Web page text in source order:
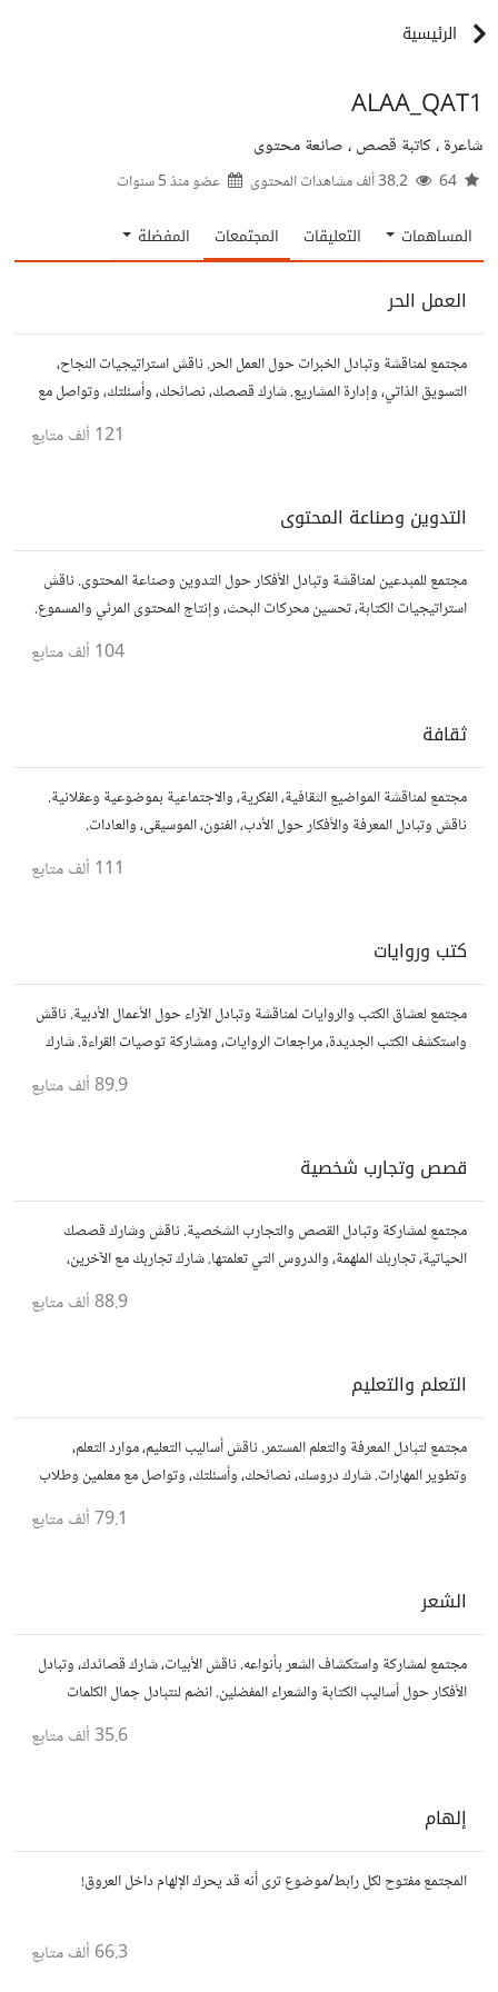
الرئيسية
ALAA_QAT1
شاعرة ، كاتبة قصص ، صانعة محتوى
عضو منذ5 سنوات
المساهمات التعليقات المجتمعات المفضلة
العمل الحر
مجتمع لمناقشة وتبادل الخبرات حول العمل الحر. ناقش استراتيجيات النجاح،
التسويق الذاتي، وإدارة المشاريع. شارك قصصك، نصائحك، وأسئلتك، وتواصل مع
121 ألف متابع
التدوين وصناعة المحتوى
مجتمع للمبدعين لمناقشة وتبادل الأفكار حول التدوين وصناعة المحتوى. ناقش
استراتيجيات الكتابة، تحسين محركات البحث، وإنتاج المحتوى المرئي والمسموع.
104 ألف متابع
ثقافة
مجتمع لمناقشة المواضيع الثقافية، الفكرية، والاجتماعية بموضوعية وعقلانية.
ناقش وتبادل المعرفة والأفكار حول الأدب، الفنون، الموسيقى، والعادات.
111 ألف متابع
كتب وروايات
مجتمع لعشاق الكتب والروايات لمناقشة وتبادل الآراء حول الأعمال الأدبية. ناقش
واستكشف الكتب الجديدة، مراجعات الروايات، ومشاركة توصيات القراءة. شارك
89.9 ألف متابع
قصص وتجارب شخصية
مجتمع لمشاركة وتبادل القصص والتجارب الشخصية. ناقش وشارك قصصك
الحياتية، تجاربك الملهمة، والدروس التي تعلمتها. شارك تجاربك مع الآخرين،
88.9 ألف متابع
التعلم والتعليم
مجتمع لتبادل المعرفة والتعلم المستمر. ناقش أساليب التعليم، موارد التعلم،
وتطوير المهارات. شارك دروسك، نصائحك، وأسئلتك، وتواصل مع معلمين وطلاب
79.1 ألف متابع
الشعر
مجتمع لمشاركة واستكشاف الشعر بأنواعه. ناقش الأبيات، شارك قصائدك، وتبادل
الأفكار حول أساليب الكتابة والشعراء المفضلين. انضم لنتبادل جمال الكلمات
35.6 ألف متابع
إلهام
المجتمع مفتوح لكل رابط/موضوع ترى أنه قد يحرك الإلهام داخل العروق!
66.3 ألف متابع